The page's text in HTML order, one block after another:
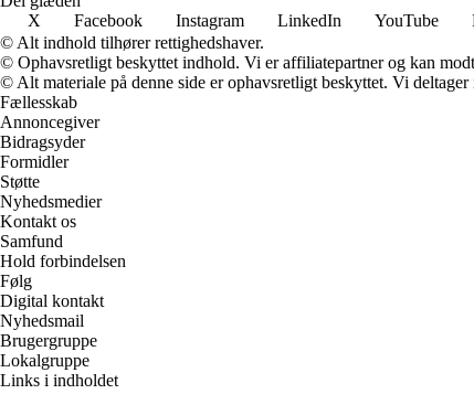
X
Facebook Instagram LinkedIn YouTube
© Alt indhold tilhører rettighedshaver.
© Ophavsretligt beskyttet indhold. Vi er affiliatepartner og kan
© Alt materiale på denne side er ophavsretligt beskyttet. Vi
Fællesskab
Annoncegiver
Bidragsyder
Formidler
Støtte
Nyhedsmedier
Kontakt os
Samfund
Hold forbindelsen
Følg
Digital kontakt
Nyhedsmail
Brugergruppe
Lokalgruppe
Links i indholdet